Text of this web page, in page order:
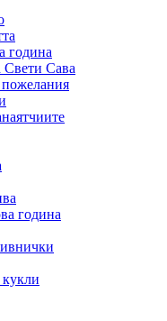
година
Свети Сава
година